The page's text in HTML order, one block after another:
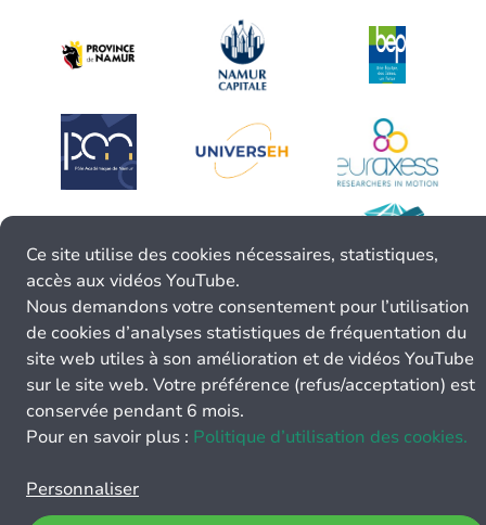
Ce site utilise des cookies nécessaires, statistiques,
accès aux vidéos YouTube.
Nous demandons votre consentement pour l’utilisation
de cookies d’analyses statistiques de fréquentation du
site web utiles à son amélioration et de vidéos YouTube
sur le site web. Votre préférence (refus/acceptation) est
conservée pendant 6 mois.
Pour en savoir plus : Politique d’utilisation des cookies.
Personnaliser